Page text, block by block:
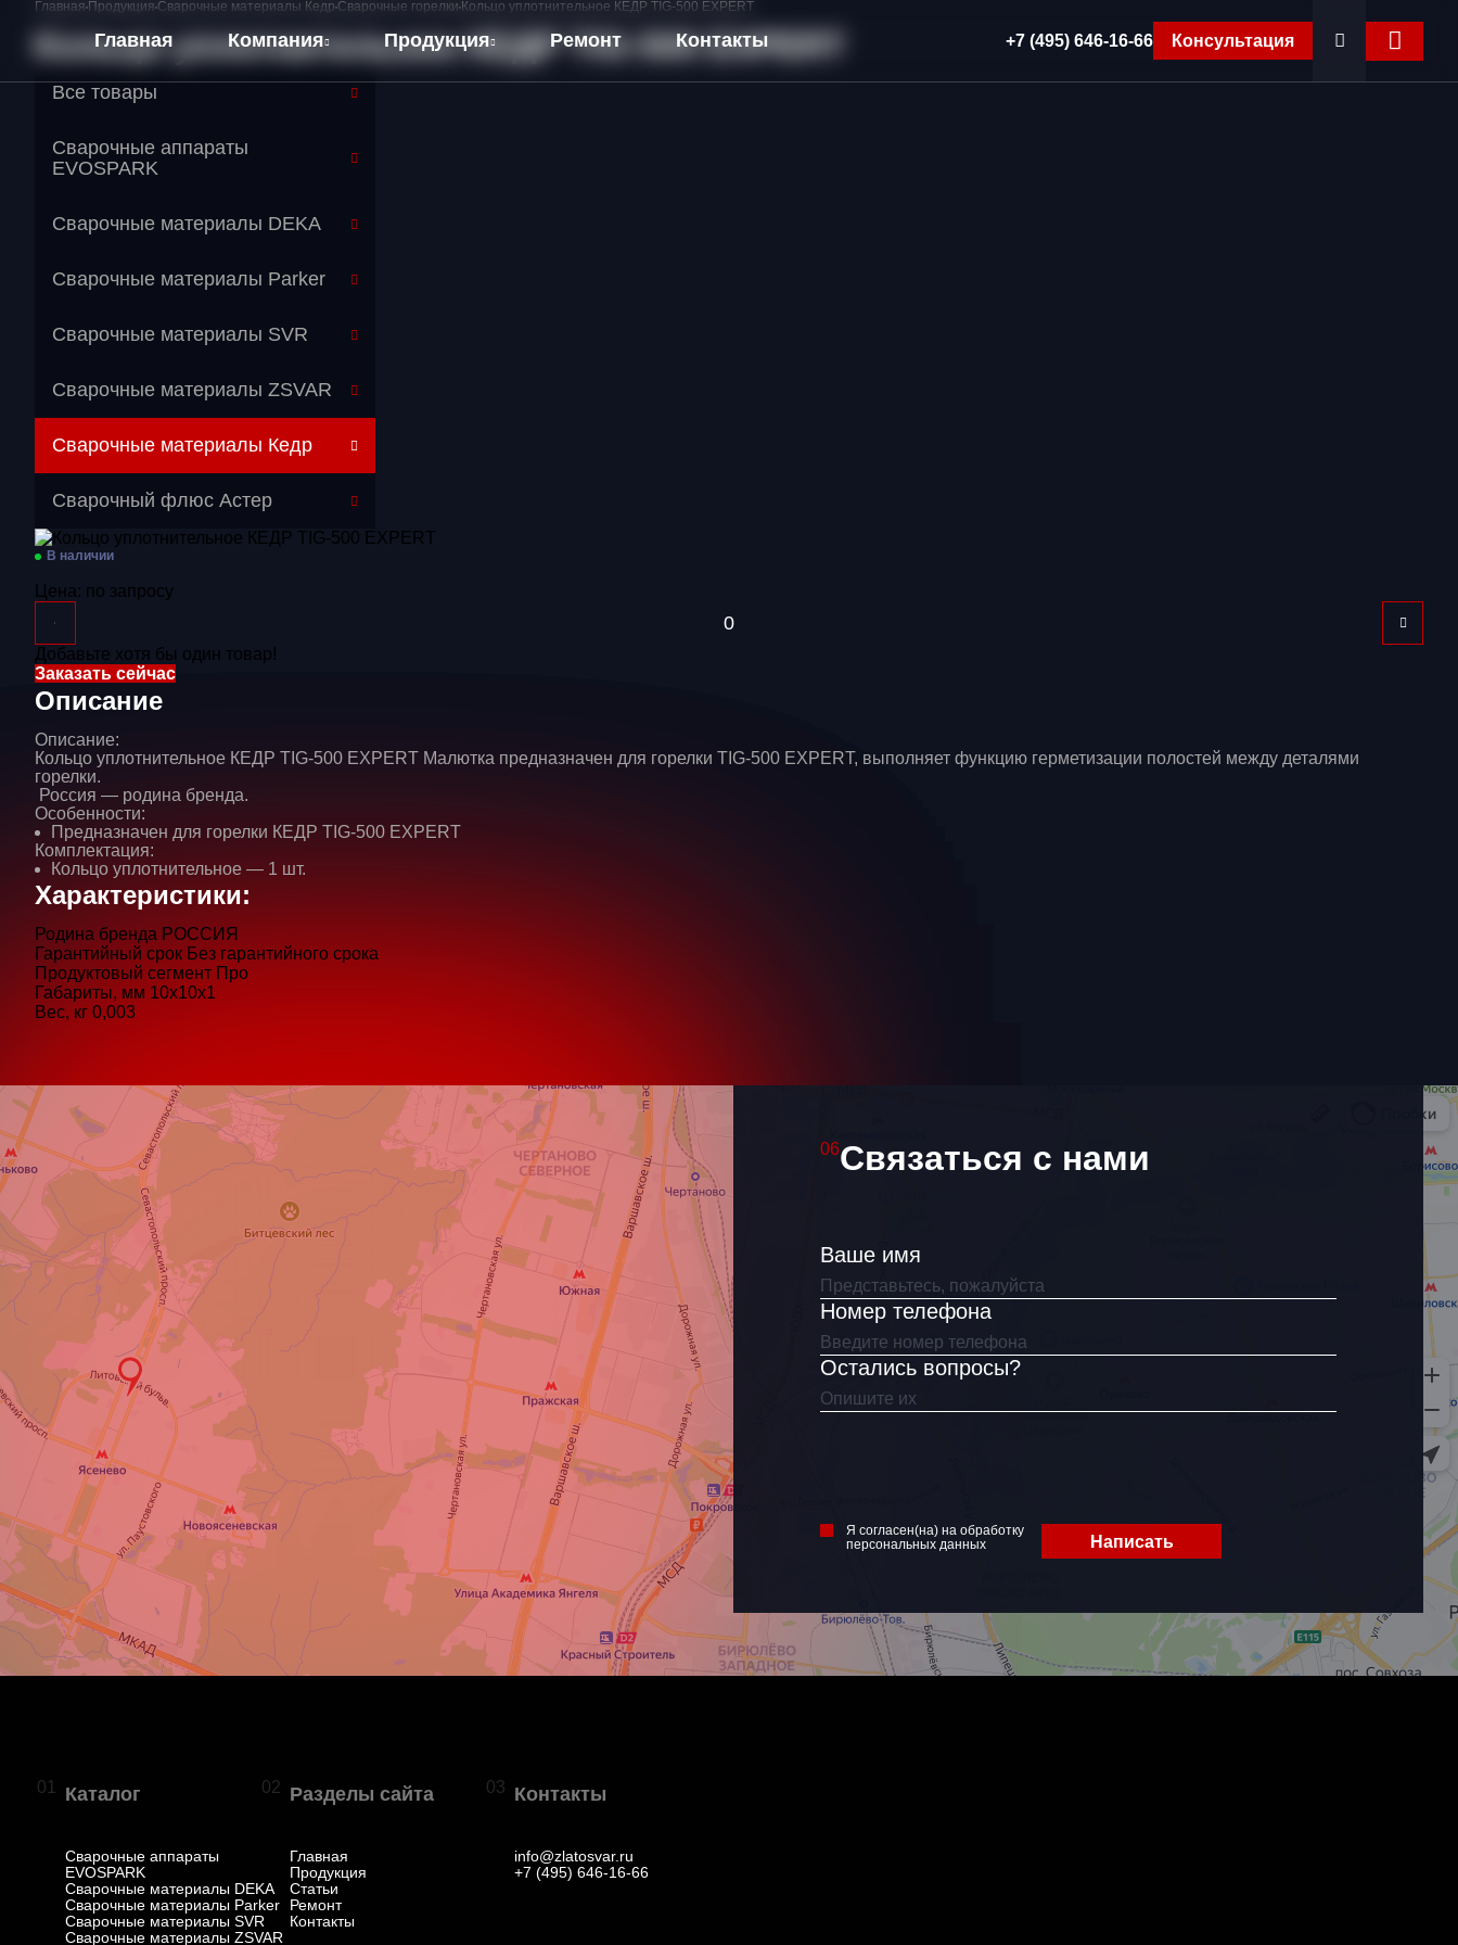
Главная Компания
Оплата и Доставка
Продукция Ремонт Контакты +7 (495) 646-16-66 Консультация
Главная Продукция Сварочные материалы Кедр Сварочные горелки Кольцо уплотнительное КЕДР TIG-500 EXPERT
Кольцо уплотнительное КЕДР TIG-500 EXPERT
Все товары
Сварочные аппараты
EVOSPARK
Сварочные материалы DEKA
Сварочные материалы Parker
Сварочные материалы SVR
Сварочные материалы ZSVAR
Сварочные материалы Кедр
Перейти в категорию
Газосварочное оборудование
Расходные материалы
Сварочные аппараты
Сварочные горелки
Средства защиты
Сварочный флюс Астер
В наличии
Цена: по запросу
Добавьте хотя бы один товар!
Заказать сейчас
Описание
Описание:
Кольцо уплотнительное КЕДР TIG-500 EXPERT Малютка предназначен для горелки TIG-500 EXPERT, выполняет функцию герметизации полостей между деталями
горелки.
Россия — родина бренда.
Особенности:
Предназначен для горелки КЕДР TIG-500 EXPERT
Комплектация:
Кольцо уплотнительное — 1 шт.
Характеристики:
Родина бренда РОССИЯ
Гарантийный срок Без гарантийного срока
Продуктовый сегмент Про
Габариты, мм 10x10x1
Вес, кг 0,003
06Связаться с нами
Ваше имя
Номер телефона
Остались вопросы?
Я согласен(на) на обработку
персональных данных
Написать
Ваше имя
Как связаться?
Я согласен(на) на обработку
персональных данных
01 Каталог
Сварочные аппараты
EVOSPARK
Сварочные материалы DEKA
Сварочные материалы Parker
Сварочные материалы SVR
Сварочные материалы ZSVAR
02 Разделы сайта
Главная
Продукция
Статьи
Ремонт
Контакты
03 Контакты
info@zlatosvar.ru
+7 (495) 646-16-66